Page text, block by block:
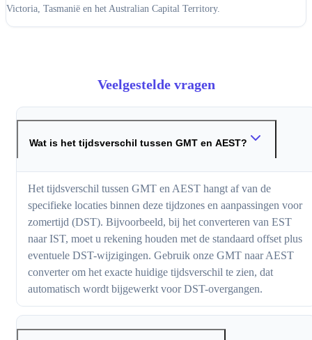
Victoria, Tasmanië en het Australian Capital Territory.
Veelgestelde vragen
Wat is het tijdsverschil tussen GMT en AEST?
Het tijdsverschil tussen GMT en AEST hangt af van de
specifieke locaties binnen deze tijdzones en aanpassingen voor
zomertijd (DST). Bijvoorbeeld, bij het converteren van EST
naar IST, moet u rekening houden met de standaard offset plus
eventuele DST-wijzigingen. Gebruik onze GMT naar AEST
converter om het exacte huidige tijdsverschil te zien, dat
automatisch wordt bijgewerkt voor DST-overgangen.